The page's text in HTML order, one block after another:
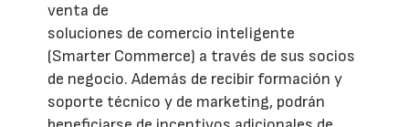
venta de
soluciones de comercio inteligente
(Smarter Commerce) a través de sus socios
de negocio. Además de recibir formación y
soporte técnico y de marketing, podrán